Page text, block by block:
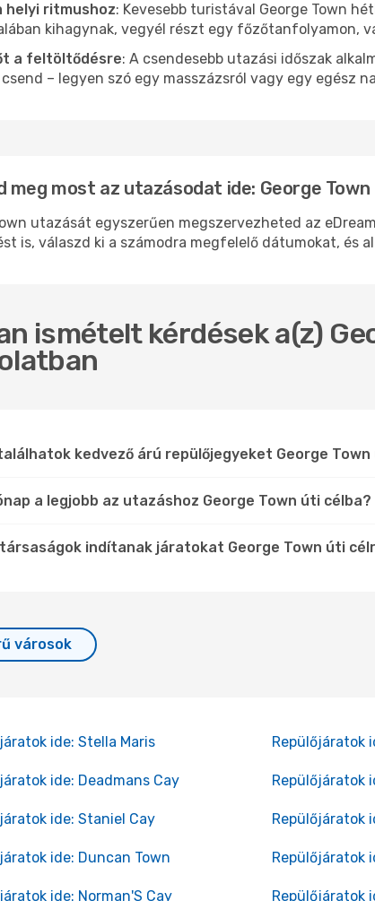
helyi ritmushoz: Kevesebb turistával George Town
kihagynak, vegyél részt egy főzőtanfolyamon,
a feltöltődésre: A csendesebb utazási időszak
– legyen szó egy masszázsról vagy egy egész
meg most az utazásodat ide: George Town
utazását egyszerűen megszervezheted az
is, válaszd ki a számodra megfelelő dátumokat, és
ismételt kérdések a(z)
kedvező árú repülőjegyeket George
a legjobb az utazáshoz George Town úti célba?
indítanak járatokat George Town úti
városok
ide: Stella Maris Repülőjáratok
ide: Deadmans Cay Repülőjáratok
ide: Staniel Cay Repülőjáratok
ide: Duncan Town Repülőjáratok
ide: Norman'S Cay Repülőjáratok